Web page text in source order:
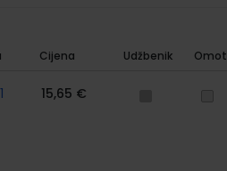
Cijena Udžbenik Omot
15,65 €